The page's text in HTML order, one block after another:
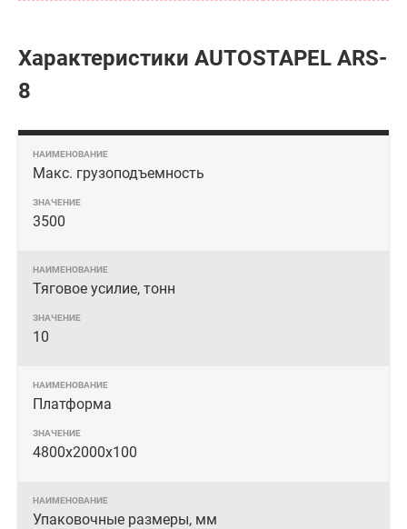
Характеристики AUTOSTAPEL ARS-
8
Макс. грузоподъемность
3500
Тяговое усилие, тонн
10
Платформа
4800x2000х100
Упаковочные размеры, мм